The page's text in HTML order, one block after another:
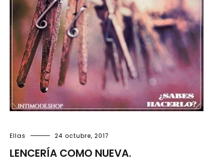
Ellas 24 octubre, 2017
LENCERÍA COMO NUEVA.